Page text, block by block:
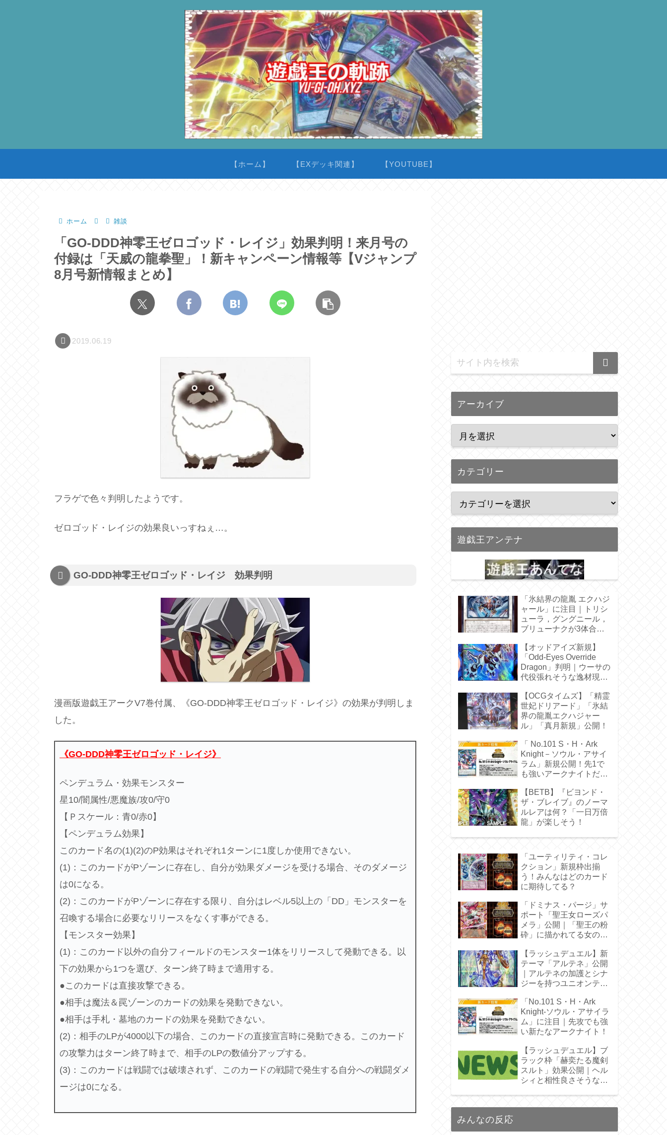
【ホーム】 【EXデッキ関連】 【YOUTUBE】
ホーム 雑談
「GO-DDD神零王ゼロゴッド・レイジ」効果判明！来月号の
付録は「天威の龍拳聖」！新キャンペーン情報等【Vジャンプ
8月号新情報まとめ】
2019.06.19
フラゲで色々判明したようです。
ゼロゴッド・レイジの効果良いっすねぇ…。
GO-DDD神零王ゼロゴッド・レイジ 効果判明
漫画版遊戯王アークV7巻付属、《GO-DDD神零王ゼロゴッド・レイジ》の効果が判明しま
した。
《GO-DDD神零王ゼロゴッド・レイジ》
ペンデュラム・効果モンスター
星10/闇属性/悪魔族/攻0/守0
【Ｐスケール：青0/赤0】
【ペンデュラム効果】
このカード名の(1)(2)のP効果はそれぞれ1ターンに1度しか使用できない。
(1)：このカードがPゾーンに存在し、自分が効果ダメージを受ける場合、そのダメージ
は0になる。
(2)：このカードがPゾーンに存在する限り、自分はレベル5以上の「DD」モンスターを
召喚する場合に必要なリリースをなくす事ができる。
【モンスター効果】
(1)：このカード以外の自分フィールドのモンスター1体をリリースして発動できる。以
下の効果から1つを選び、ターン終了時まで適用する。
●このカードは直接攻撃できる。
●相手は魔法＆罠ゾーンのカードの効果を発動できない。
●相手は手札・墓地のカードの効果を発動できない。
(2)：相手のLPが4000以下の場合、このカードの直接宣言時に発動できる。このカード
の攻撃力はターン終了時まで、相手のLPの数値分アップする。
(3)：このカードは戦闘では破壊されず、このカードの戦闘で発生する自分への戦闘ダメ
ージは0になる。
アーカイブ
カテゴリー
遊戯王アンテナ
「氷結界の龍胤 エクハジ
ャール」に注目｜トリシ
ューラ，グングニール，
ブリューナクが3体合
【オッドアイズ新規】
「Odd-Eyes Override
Dragon」判明｜ウーサの
代役張れそうな逸材現
【OCGタイムズ】「精霊
世妃ドリアード」「氷結
界の龍胤エクハジャー
ル」「真月新規」公開！
「 No.101 S・H・Ark
Knight－ソウル・アサイ
ラム」新規公開！先1で
も強いアークナイトだ
【BETB】『ビヨンド・
ザ・ブレイブ』のノーマ
ルレアは何？「一日万倍
龍」が楽しそう！
「ユーティリティ・コレ
クション」新規枠出揃
う！みんなはどのカード
に期待してる？
「ドミナス・パージ」サ
ポート「聖王女ローズパ
メラ」公開｜「聖王の粉
砕」に描かれてる女の子
【ラッシュデュエル】新
テーマ「アルテネ」公開
｜アルテネの加護とシナ
ジーを持つユニオンテー
「No.101 S・H・Ark
Knight-ソウル・アサイラ
ム」に注目｜先攻でも強
い新たなアークナイト！
【ラッシュデュエル】ブ
ラック枠「赫奕たる魔剣
スルト」効果公開｜ヘル
シィと相性良さそうなレ
みんなの反応